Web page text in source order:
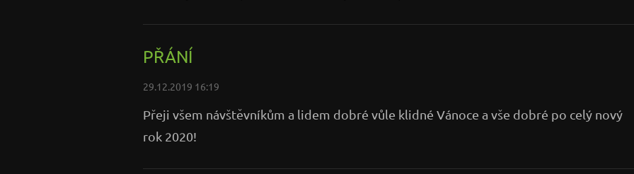
PŘÁNÍ
29.12.2019 16:19
Přeji všem návštěvníkům a lidem dobré vůle klidné Vánoce a vše dobré po celý nový
rok 2020!